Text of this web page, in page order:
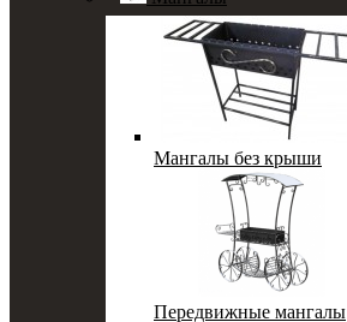
Мангалы без крыши
Передвижные мангалы